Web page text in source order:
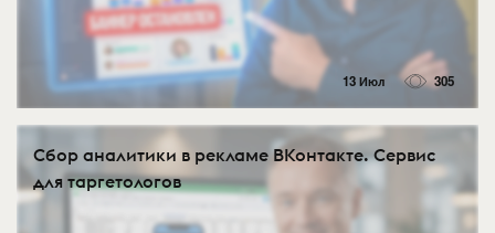
13 Июл 305
Сбор аналитики в рекламе ВКонтакте. Сервис
для таргетологов